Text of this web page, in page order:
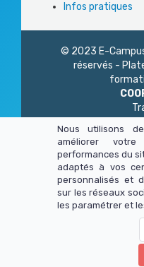
Infos pratiques
© 2023 E-
réservés -
01
Du
de 9h à
Nous utilisons
améliorer
performances du
adaptés à vos
personnalisés et
sur les réseaux
les paramétrer et